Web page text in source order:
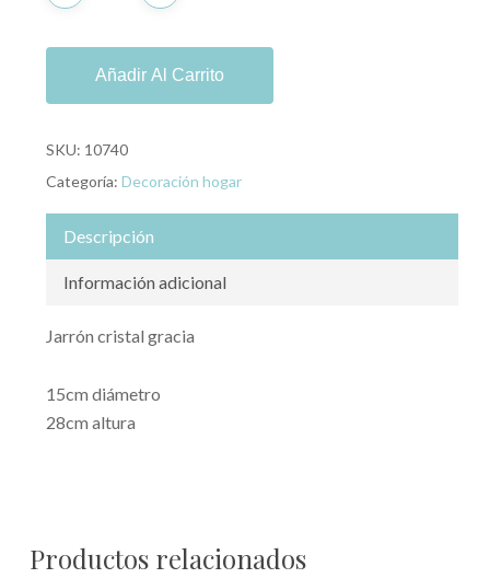
Añadir Al Carrito
SKU: 10740
Categoría: Decoración hogar
Descripción
Información adicional
Jarrón cristal gracia
15cm diámetro
28cm altura
Productos relacionados